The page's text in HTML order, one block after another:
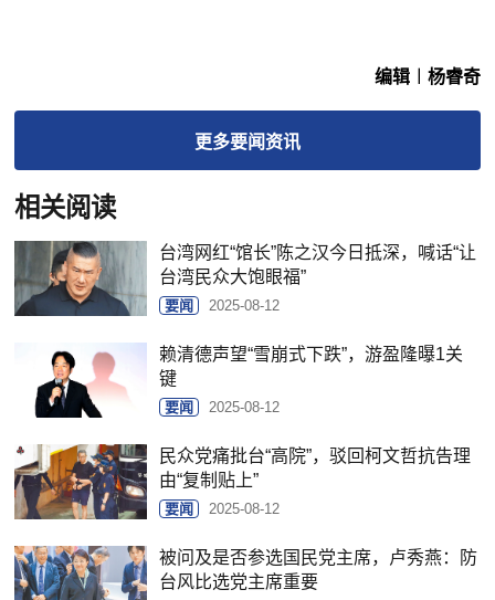
编辑︱杨睿奇
更多要闻资讯
相关阅读
台湾网红“馆长”陈之汉今日抵深，喊话“让
台湾民众大饱眼福”
要闻 2025-08-12
赖清德声望“雪崩式下跌”，游盈隆曝1关
键
要闻 2025-08-12
民众党痛批台“高院”，驳回柯文哲抗告理
由“复制贴上”
要闻 2025-08-12
被问及是否参选国民党主席，卢秀燕：防
台风比选党主席重要